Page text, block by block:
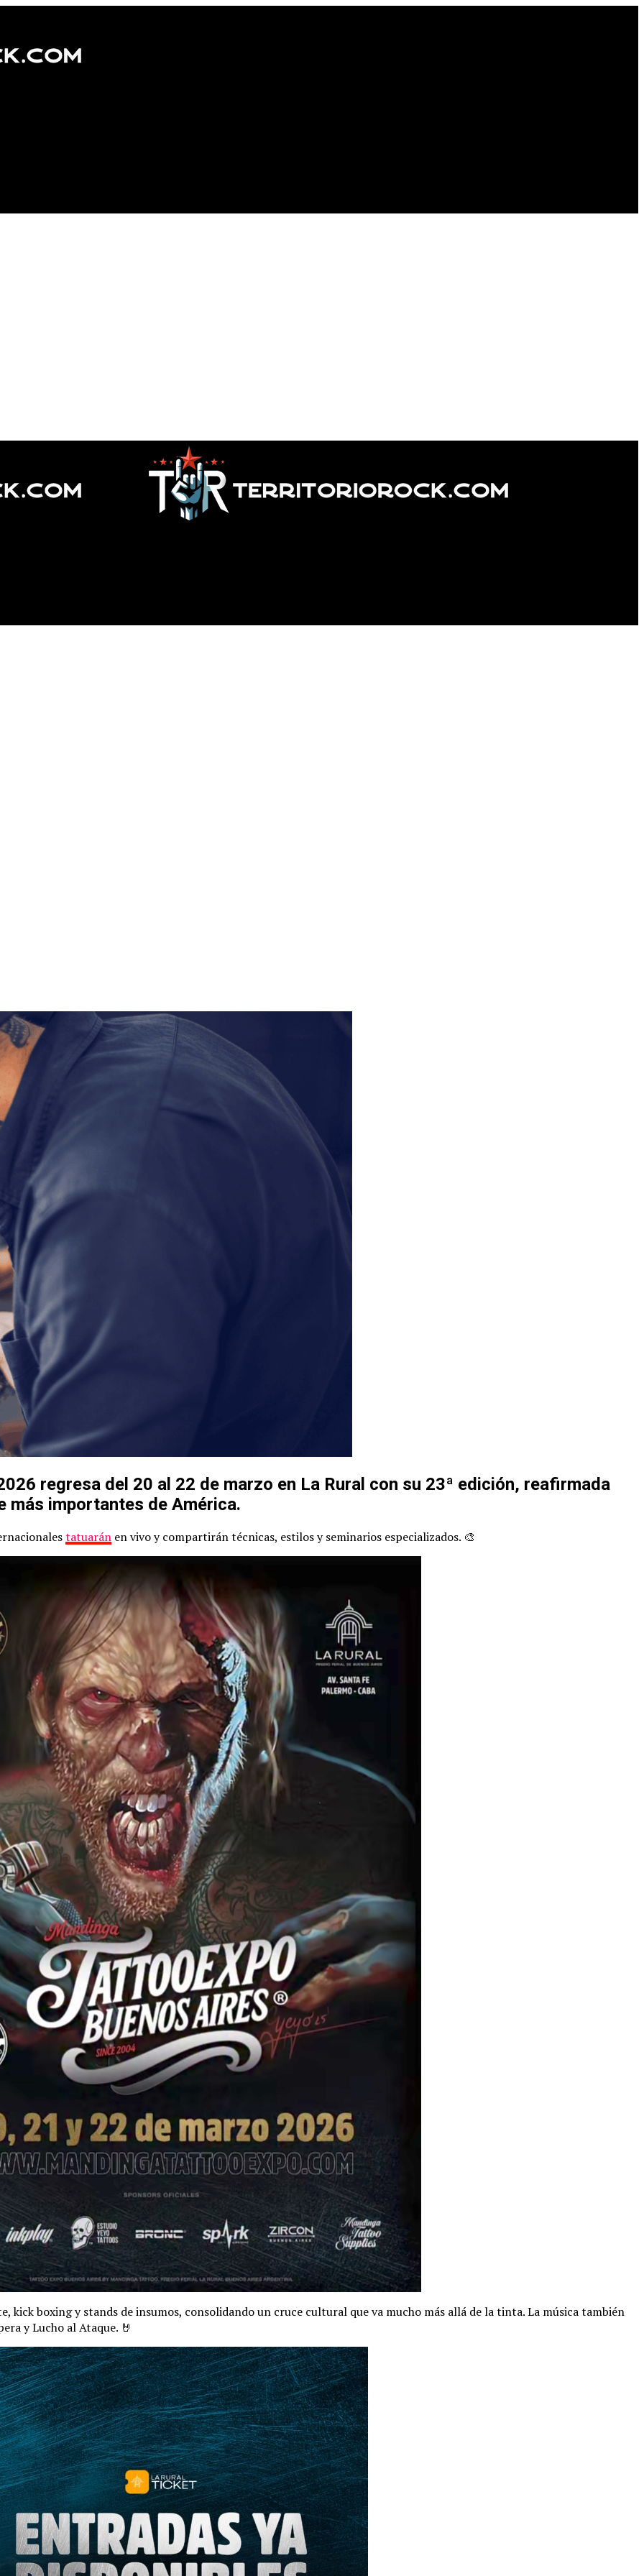
regresa del 20 al 22 de marzo en La Rural con su 23ª edición, reafirmada
más importantes de América.
tatuarán en vivo y compartirán técnicas, estilos y seminarios especializados. 🎨
kick boxing y stands de insumos, consolidando un cruce cultural que va mucho más allá de la tinta. La música también
y Lucho al Ataque. 🤘